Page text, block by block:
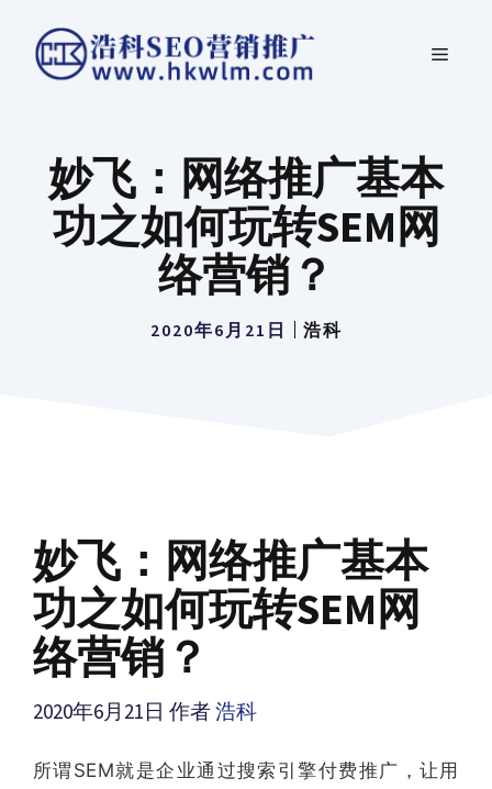
菜
妙飞：网络推广基本
功之如何玩转SEM网
络营销？
2020年6月21日 浩科
妙飞：网络推广基本
功之如何玩转SEM网
络营销？
2020年6月21日 作者浩科
所谓SEM就是企业通过搜索引擎付费推广，让用